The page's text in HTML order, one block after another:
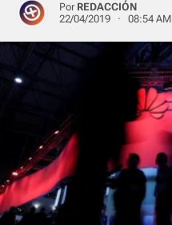
Por REDACCIÓN
22/04/2019 · 08:54 AM